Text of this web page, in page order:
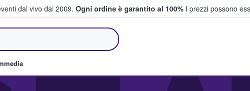
dal vivo dal 2009. Ogni ordine è garantito al 100% I prezzi possono
e vendono biglietti